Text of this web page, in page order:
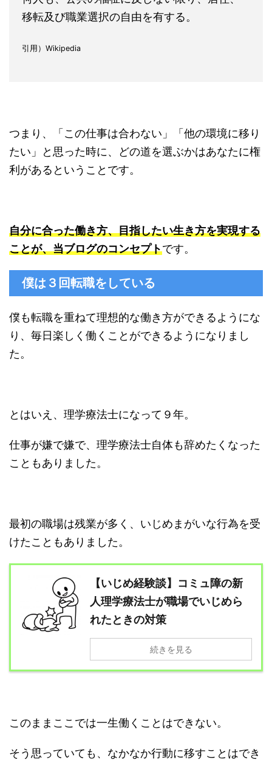
移転及び職業選択の自由を有する。
引用）Wikipedia
つまり、「この仕事は合わない」「他の環境に移り
たい」と思った時に、どの道を選ぶかはあなたに権
利があるということです。
自分に合った働き方、目指したい生き方を実現する
ことが、当ブログのコンセプトです。
僕は３回転職をしている
僕も転職を重ねて理想的な働き方ができるようにな
り、毎日楽しく働くことができるようになりまし
た。
とはいえ、理学療法士になって９年。
仕事が嫌で嫌で、理学療法士自体も辞めたくなった
こともありました。
最初の職場は残業が多く、いじめまがいな行為を受
けたこともありました。
【いじめ経験談】コミュ障の新
人理学療法士が職場でいじめら
れたときの対策
続きを見る
このままここでは一生働くことはできない。
そう思っていても、なかなか行動に移すことはでき